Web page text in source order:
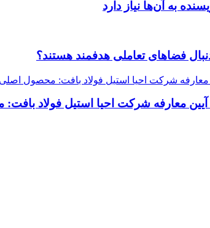
دنبال فضاهای تعاملی هدفمند هستند؟
معارفه شرکت احیا استیل فولاد